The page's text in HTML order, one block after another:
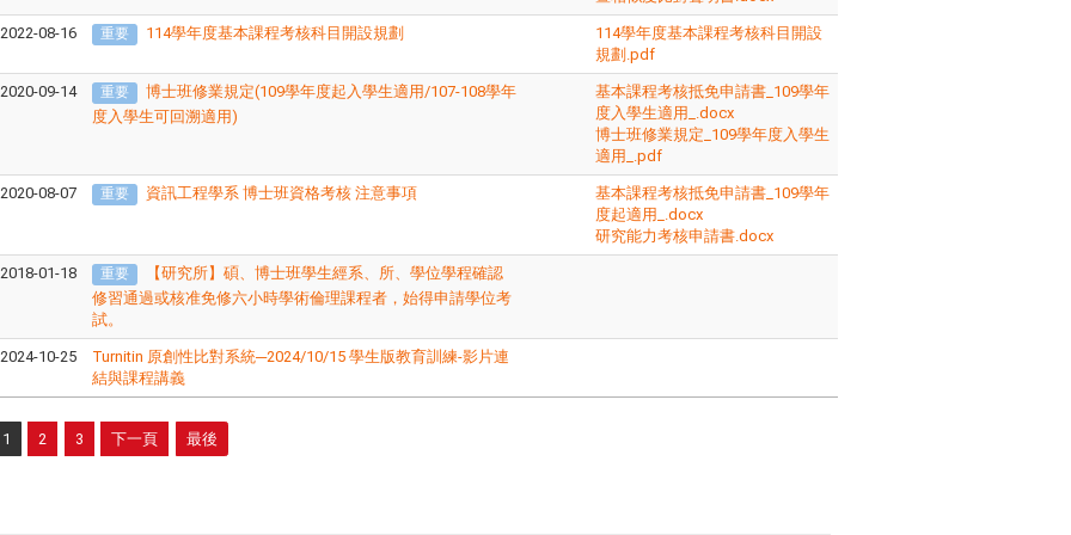
2022-08-16 重要 114學年度基本課程考核科目開設規劃
114學年度基本課程考核科目開設
規劃.pdf
2020-09-14 重要
博士班修業規定(109學年度起入學生適用/107-108學年
度入學生可回溯適用)
基本課程考核抵免申請書_109學年
度入學生適用_.docx
博士班修業規定_109學年度入學生
適用_.pdf
2020-08-07 重要 資訊工程學系 博士班資格考核 注意事項
基本課程考核抵免申請書_109學年
度起適用_.docx
研究能力考核申請書.docx
2018-01-18 重要
【研究所】碩、博士班學生經系、所、學位學程確認
修習通過或核准免修六小時學術倫理課程者，始得申請學位考
試。
2024-10-25
Turnitin 原創性比對系統─2024/10/15 學生版教育訓練-影片連
結與課程講義
1 2 3 下一頁 最後